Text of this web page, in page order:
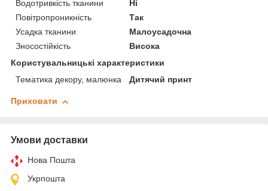
Водотривкість тканини
Ні
Повітропроникність
Так
Усадка тканини
Малоусадочна
Зносостійкість
Висока
Користувальницькі характеристики
Тематика декору, малюнка
Дитячий принт
Приховати
Умови доставки
Нова Пошта
Укрпошта